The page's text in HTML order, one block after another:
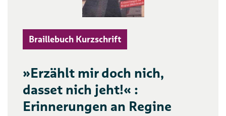
Braillebuch Kurzschrift
»Erzählt mir doch nich,
dasset nich jeht!« :
Erinnerungen an Regine